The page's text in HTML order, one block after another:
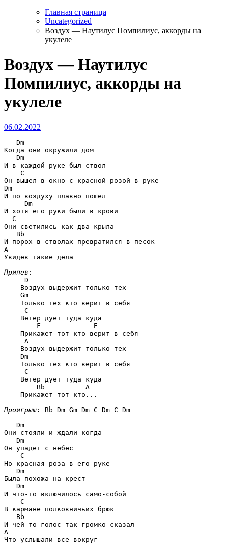
Главная страница
Uncategorized
Воздух — Наутилус Помпилиус, аккорды на
укулеле
Воздух — Наутилус
Помпилиус, аккорды на
укулеле
06.02.2022
Dm
Когда они окружили дом
Dm
И в каждой руке был ствол
C
Dm
И по воздуху плавно пошел
Dm
И хотя его руки были в крови
C
Они светились как два крыла
Bb
A
Увидев такие дела
Припев:
D
    Воздух выдержит только тех
Gm
    Только тех кто верит в себя
C
    Ветер дует туда куда
F             E
    Прикажет тот кто верит в себя
A
    Воздух выдержит только тех
Dm
    Только тех кто верит в себя
C
    Ветер дует туда куда
Bb          A
    Прикажет тот кто...
Проигрыш:
Bb Dm Gm Dm C Dm C Dm
Dm
Они стояли и ждали когда
Dm
Он упадет с небес
C
Но красная роза в его руке
Dm
Была похожа на крест
Dm
И что-то включилось само-собой
C
В кармане полковничьих брюк
Bb
A
Что услышали все вокруг